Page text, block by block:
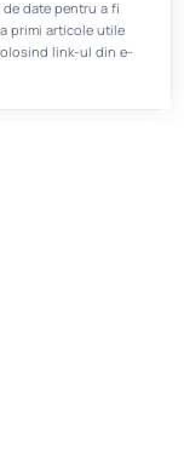
date pentru a fi
primi articole utile
link-ul din e-